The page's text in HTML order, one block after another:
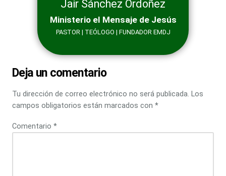
Jair Sánchez Ordoñez
Ministerio el Mensaje de Jesús
PASTOR | TEÓLOGO | FUNDADOR EMDJ
Deja un comentario
Tu dirección de correo electrónico no será publicada. Los
campos obligatorios están marcados con *
Comentario *